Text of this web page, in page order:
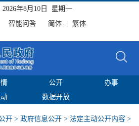
2026年8月10日 星期一
智能问答 简体 繁体
情 公开
办事
数据开放
开 > 政府信息公开 > 法定主动公开内容 >